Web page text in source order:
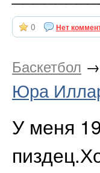
0 Нет
Баскетбол →
Юра
У меня